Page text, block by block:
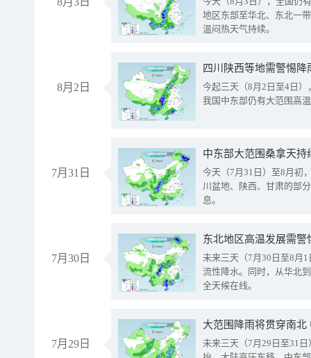
地区东部至华北、东北一
温闷热天气持续。
8月2日
今起三天（8月2日至4日
我国中东部仍有大范围高
7月31日
中东部大范围桑拿天
今天（7月31日）至8月初
川盆地、陕西、甘肃的部
息。
7月30日
东北地区高温发展需
未来三天（7月30日至8月
流性降水。同时，从华北
全天候在线。
7月29日
大范围降雨将贯穿南
未来三天（7月29日至31